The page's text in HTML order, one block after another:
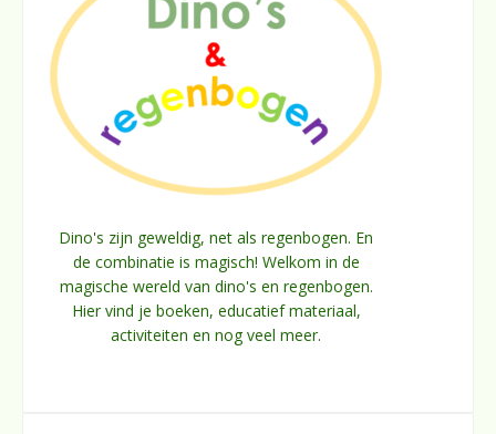
Dino's zijn geweldig, net als regenbogen. En
de combinatie is magisch! Welkom in de
magische wereld van dino's en regenbogen.
Hier vind je boeken, educatief materiaal,
activiteiten en nog veel meer.